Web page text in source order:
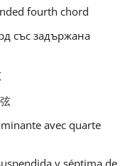
fourth chord
със задържана
avec quarte